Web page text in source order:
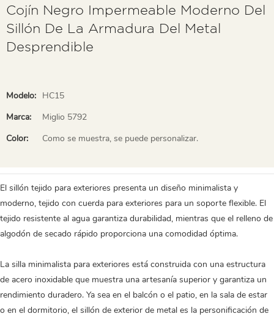
Cojín Negro Impermeable Moderno Del
Sillón De La Armadura Del Metal
Desprendible
Modelo: HC15
Marca:
Miglio 5792
Color:
Como se muestra, se puede personalizar.
El sillón tejido para exteriores presenta un diseño minimalista y
moderno, tejido con cuerda para exteriores para un soporte flexible. El
tejido resistente al agua garantiza durabilidad, mientras que el relleno de
algodón de secado rápido proporciona una comodidad óptima.
La silla minimalista para exteriores está construida con una estructura
de acero inoxidable que muestra una artesanía superior y garantiza un
rendimiento duradero. Ya sea en el balcón o el patio, en la sala de estar
o en el dormitorio, el sillón de exterior de metal es la personificación de